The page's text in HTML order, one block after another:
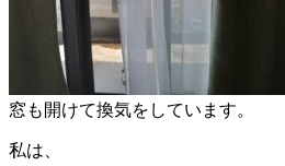
窓も開けて換気をしています。
私は、